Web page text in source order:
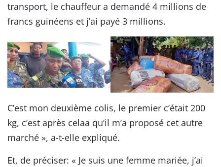
transport, le chauffeur a demandé 4 millions de
francs guinéens et j’ai payé 3 millions.
C’est mon deuxième colis, le premier c’était 200
kg, c’est après celaa qu’il m’a proposé cet autre
marché », a-t-elle expliqué.
Et, de préciser: « Je suis une femme mariée, j’ai